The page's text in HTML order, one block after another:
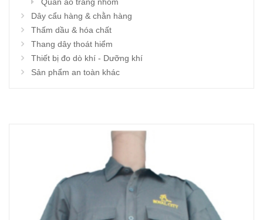
Dây cẩu hàng & chằn hàng
Thấm dầu & hóa chất
Thang dây thoát hiểm
Thiết bị đo dò khí - Dưỡng khí
Sản phẩm an toàn khác